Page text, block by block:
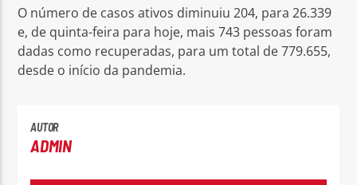
O número de casos ativos diminuiu 204, para 26.339
e, de quinta-feira para hoje, mais 743 pessoas foram
dadas como recuperadas, para um total de 779.655,
desde o início da pandemia.
AUTOR
ADMIN